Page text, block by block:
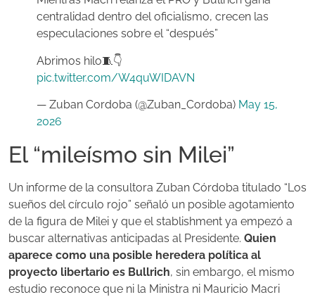
centralidad dentro del oficialismo, crecen las
especulaciones sobre el “después”
Abrimos hilo🧵👇
pic.twitter.com/W4quWIDAVN
— Zuban Cordoba (@Zuban_Cordoba) May 15,
2026
El “mileísmo sin Milei”
Un informe de la consultora Zuban Córdoba titulado “Los
sueños del círculo rojo” señaló un posible agotamiento
de la figura de Milei y que el stablishment ya empezó a
buscar alternativas anticipadas al Presidente. Quien
aparece como una posible heredera política al
proyecto libertario es Bullrich, sin embargo, el mismo
estudio reconoce que ni la Ministra ni Mauricio Macri